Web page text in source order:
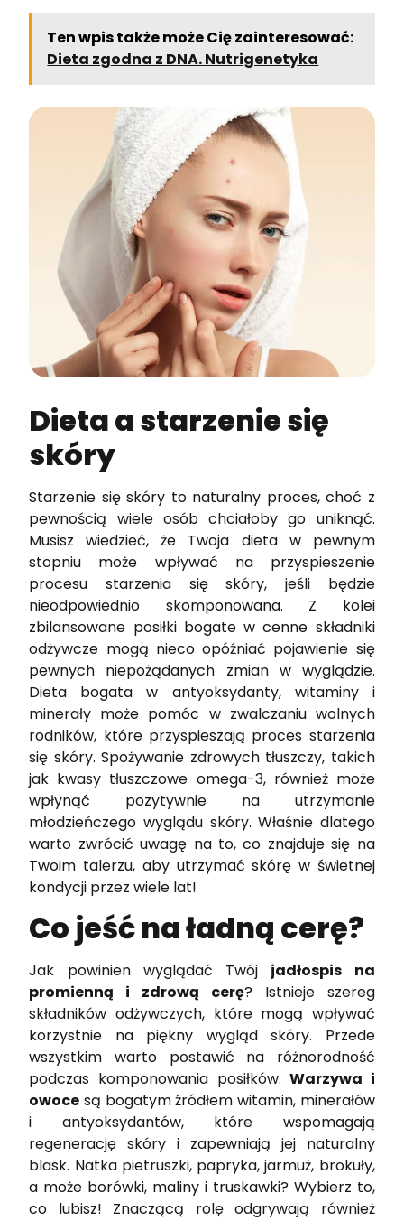
Ten wpis także może Cię zainteresować:
Dieta zgodna z DNA. Nutrigenetyka
Dieta a starzenie się
skóry
Starzenie się skóry to naturalny proces, choć z
pewnością wiele osób chciałoby go uniknąć.
Musisz wiedzieć, że Twoja dieta w pewnym
stopniu może wpływać na przyspieszenie
procesu starzenia się skóry, jeśli będzie
nieodpowiednio skomponowana. Z kolei
zbilansowane posiłki bogate w cenne składniki
odżywcze mogą nieco opóźniać pojawienie się
pewnych niepożądanych zmian w wyglądzie.
Dieta bogata w antyoksydanty, witaminy i
minerały może pomóc w zwalczaniu wolnych
rodników, które przyspieszają proces starzenia
się skóry. Spożywanie zdrowych tłuszczy, takich
jak kwasy tłuszczowe omega-3, również może
wpłynąć pozytywnie na utrzymanie
młodzieńczego wyglądu skóry. Właśnie dlatego
warto zwrócić uwagę na to, co znajduje się na
Twoim talerzu, aby utrzymać skórę w świetnej
kondycji przez wiele lat!
Co jeść na ładną cerę?
Jak powinien wyglądać Twój jadłospis na
promienną i zdrową cerę? Istnieje szereg
składników odżywczych, które mogą wpływać
korzystnie na piękny wygląd skóry. Przede
wszystkim warto postawić na różnorodność
podczas komponowania posiłków.Warzywa i
owoce są bogatym źródłem witamin, minerałów
i antyoksydantów, które wspomagają
regenerację skóry i zapewniają jej naturalny
blask. Natka pietruszki, papryka, jarmuż, brokuły,
a może borówki, maliny i truskawki? Wybierz to,
co lubisz! Znaczącą rolę odgrywają również